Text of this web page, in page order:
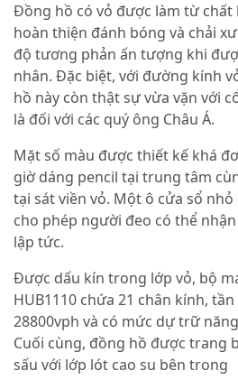
Đồng hồ có vỏ được làm từ
hoàn thiện đánh bóng và chải
độ tương phản ấn tượng khi
nhân. Đặc biệt, với đường kính
hồ này còn thật sự vừa vặn với
là đối với các quý ông Châu Á.
Mặt số màu được thiết kế khá
giờ dáng pencil tại trung tâm
tại sát viền vỏ. Một ô cửa sổ
cho phép người đeo có thể
lập tức.
Được dấu kín trong lớp vỏ, bộ
HUB1110 chứa 21 chân kính,
28800vph và có mức dự trữ
Cuối cùng, đồng hồ được trang
sấu với lớp lót cao su bên trong